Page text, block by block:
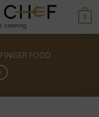
0
FINGER FOOD